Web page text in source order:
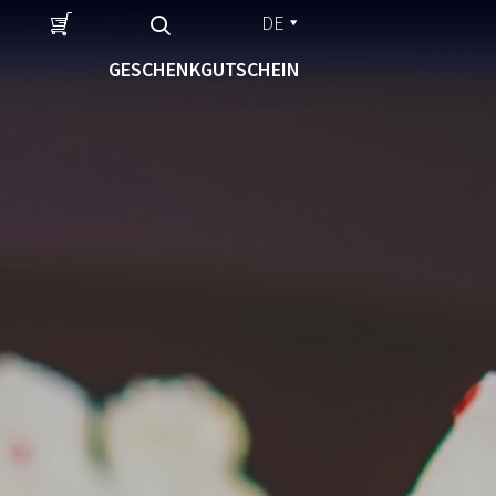
DE
GESCHENKGUTSCHEIN